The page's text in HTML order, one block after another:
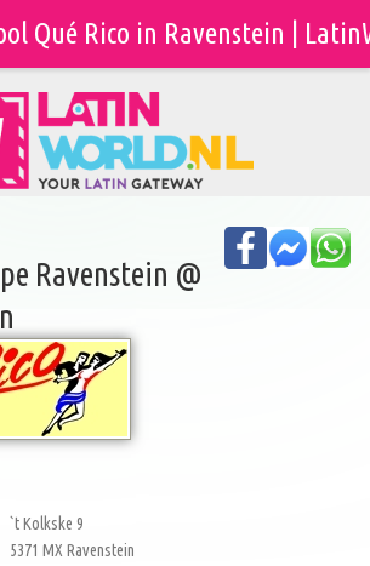
Ravenstein @
`t Kolkske 9
5371 MX Ravenstein
Qué Rico in Ravenstein |